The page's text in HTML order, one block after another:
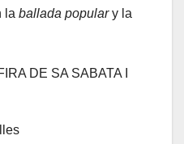
la ballada populary la